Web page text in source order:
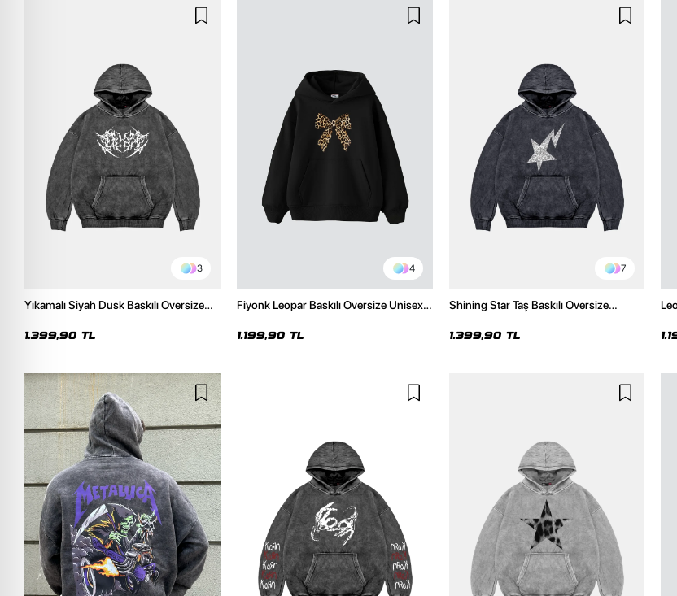
3
Yıkamalı Siyah Dusk Baskılı Oversize
1.399,90 TL
4
Fiyonk Leopar Baskılı Oversize Unisex
1.199,90 TL
7
Shining Star Taş Baskılı Oversize
1.399,90 TL